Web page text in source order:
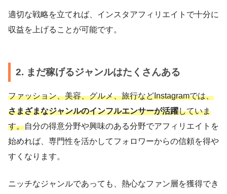
適切な戦略を立てれば、インスタアフィリエイトで十分に
収益を上げることが可能です。
2. まだ稼げるジャンルはたくさんある
ファッション、美容、グルメ、旅行などInstagramでは、
さまざまなジャンルのインフルエンサーが活躍していま
す。自分の得意分野や興味のある分野でアフィリエイトを
始めれば、専門性を活かしてフォロワーからの信頼を得や
すくなります。
ニッチなジャンルであっても、熱心なファン層を獲得でき